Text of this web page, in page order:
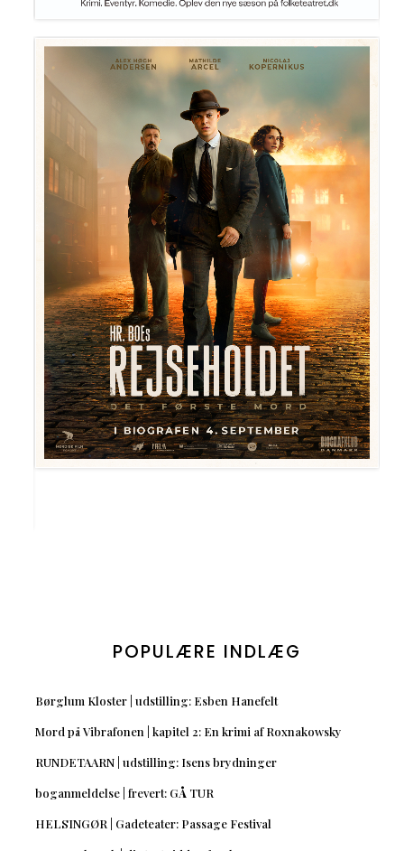
POPULÆRE INDLÆG
Børglum Kloster | udstilling: Esben Hanefelt
Mord på Vibrafonen | kapitel 2: En krimi af Roxnakowsky
RUNDETAARN | udstilling: Isens brydninger
boganmeldelse | frevert: GÅ TUR
HELSINGØR | Gadeteater: Passage Festival